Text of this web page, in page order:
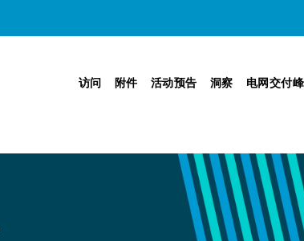
访问 附件 活动预告 洞察 电网交付